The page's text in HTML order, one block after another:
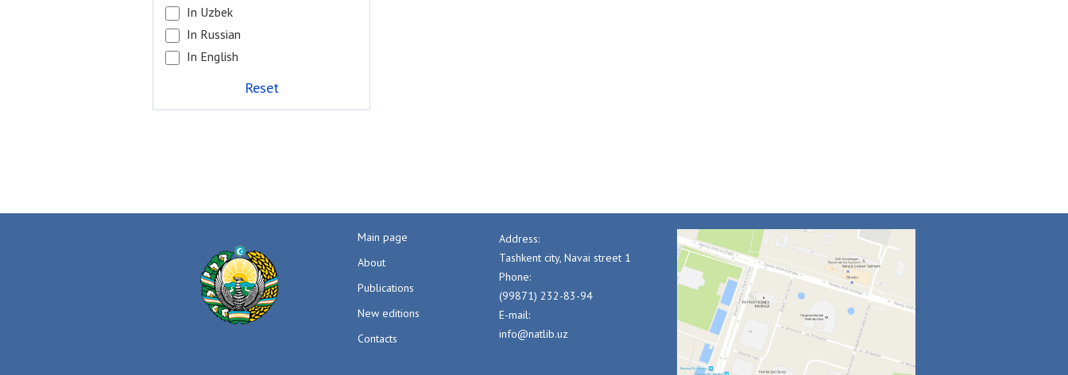
In Uzbek
In Russian
In English
Reset
Main page
About
Publications
New editions
Contacts
Address:
Tashkent city, Navai street 1
Phone:
(99871) 232-83-94
E-mail:
info@natlib.uz